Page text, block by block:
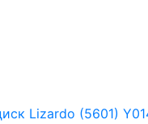
Lizardo (5601)